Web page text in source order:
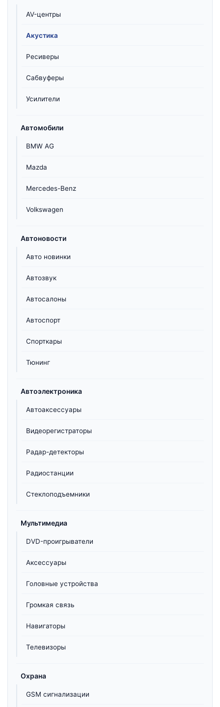
AV-центры
Акустика
Ресиверы
Сабвуферы
Усилители
Автомобили
BMW AG
Mazda
Mercedes-Benz
Volkswagen
Автоновости
Авто новинки
Автозвук
Автосалоны
Автоспорт
Спорткары
Тюнинг
Автоэлектроника
Автоаксессуары
Видеорегистраторы
Радар-детекторы
Радиостанции
Стеклоподъемники
Мультимедиа
DVD-проигрыватели
Аксессуары
Головные устройства
Громкая связь
Навигаторы
Телевизоры
Охрана
GSM сигнализации